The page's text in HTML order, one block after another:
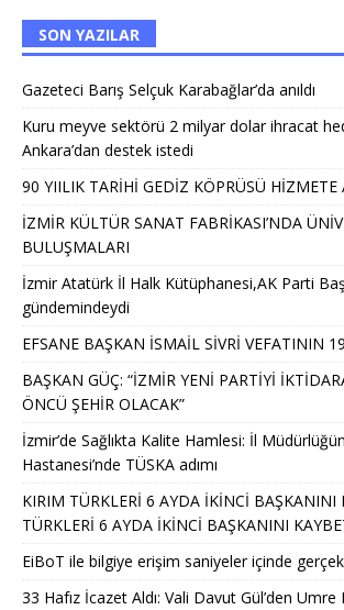
SON YAZILAR
Gazeteci Barış Selçuk Karabağlar’da anıldı
Kuru meyve sektörü 2 milyar dolar ihracat
Ankara’dan destek istedi
90 YIILIK TARİHİ GEDİZ KÖPRÜSÜ HİZMETE
İZMİR KÜLTÜR SANAT FABRİKASI’NDA
BULUŞMALARI
İzmir Atatürk İl Halk Kütüphanesi,AK Parti
gündemindeydi
EFSANE BAŞKAN İSMAİL SİVRİ VEFATININ
BAŞKAN GÜÇ: “İZMİR YENİ PARTİYİ
ÖNCÜ ŞEHİR OLACAK”
İzmir’de Sağlıkta Kalite Hamlesi: İl
Hastanesi’nde TÜSKA adımı
KIRIM TÜRKLERİ 6 AYDA İKİNCİ BAŞKANINI
TÜRKLERİ 6 AYDA İKİNCİ BAŞKANINI
EiBoT ile bilgiye erişim saniyeler içinde
33 Hafız İcazet Aldı: Vali Davut Gül’den Umre